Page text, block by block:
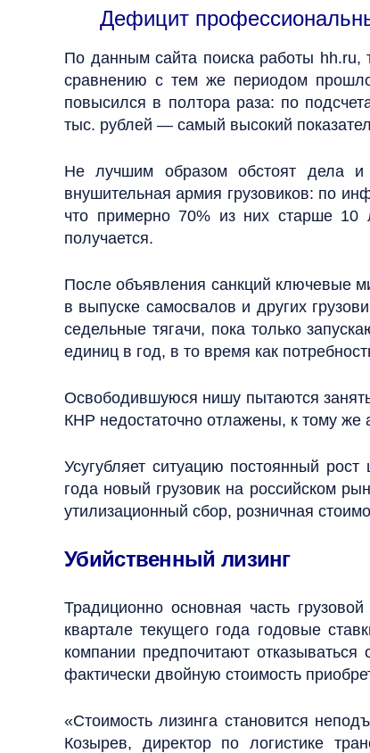
Дефицит
По данным сайта поиска работы hh.ru,
сравнению с тем же периодом
повысился в полтора раза: по
тыс. рублей — самый высокий
Не лучшим образом обстоят дела и
внушительная армия грузовиков: по
что примерно 70% из них старше
получается.
После объявления санкций ключевые
в выпуске самосвалов и других
седельные тягачи, пока только
единиц в год, в то время как
Освободившуюся нишу пытаются
КНР недостаточно отлажены, к тому же
Усугубляет ситуацию постоянный
года новый грузовик на российском
утилизационный сбор, розничная
Убийственный лизинг
Традиционно основная часть
квартале текущего года годовые
компании предпочитают
фактически двойную стоимость
«Стоимость лизинга становится
Козырев, директор по логистике